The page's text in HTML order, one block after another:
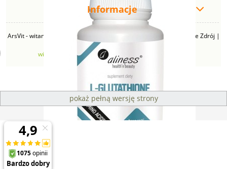
Aliness L-Glutathione ( glutation)500 mg (100 kap)
Informacje
ArsVit - witaminyswanson.pl | ul. Zimowa 49B, 43-230 Goczałkowice Zdrój |
NIP: 6381219140 | REGON: 276280385 | Email:
witaminyswanson@gmail.com
| Telefon:
pokaż pełną wersję strony
Sklep internetowy Shoper Premium